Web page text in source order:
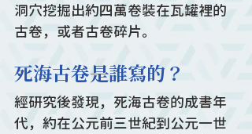
洞穴挖掘出約四萬卷裝在瓦罐裡的
古卷，或者古卷碎片。
死海古卷是誰寫的？
經研究後發現，死海古卷的成書年
代，約在公元前三世紀到公元一世